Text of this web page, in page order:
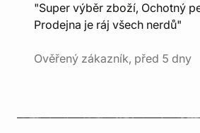
"Super výběr zboží, Ochotný
Prodejna je ráj všech nerdů"
Ověřený zákazník, před 5 dny